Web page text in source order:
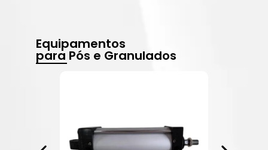
Equipamentos
para Pós e Granulados